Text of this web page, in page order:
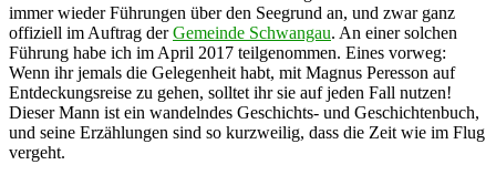
immer wieder Führungen über den Seegrund an, und zwar ganz
offiziell im Auftrag derGemeinde Schwangau. An einer solchen
Führung habe ich im April 2017 teilgenommen. Eines vorweg:
Wenn ihr jemals die Gelegenheit habt, mit Magnus Peresson auf
Entdeckungsreise zu gehen, solltet ihr sie auf jeden Fall nutzen!
Dieser Mann ist ein wandelndes Geschichts- und Geschichtenbuch,
und seine Erzählungen sind so kurzweilig, dass die Zeit wie im Flug
vergeht.